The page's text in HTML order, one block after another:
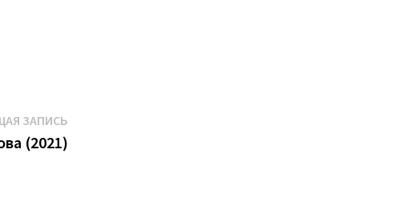
ЗАПИСЬСледующая
запись:
(2021)